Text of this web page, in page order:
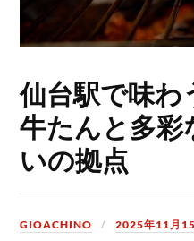
仙台駅で味わ
牛たんと多彩
いの拠点
GIOACHINO 2025年11月